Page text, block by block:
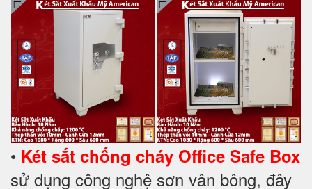
• Két sắt chống cháy Office Safe Box
sử dụng công nghệ sơn vân bông, đây